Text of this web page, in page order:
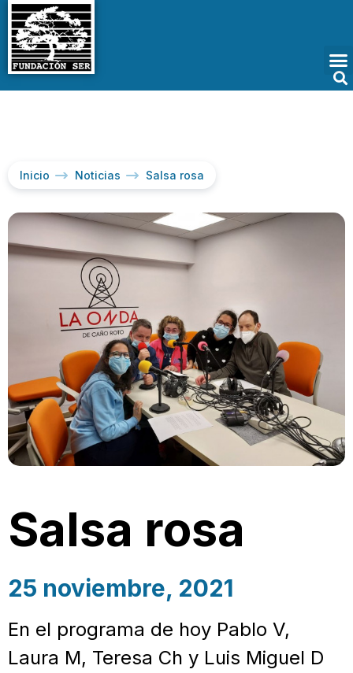
Inicio Noticias Salsa rosa
Salsa rosa
25 noviembre, 2021
En el programa de hoy Pablo V,
Laura M, Teresa Ch y Luis Miguel D